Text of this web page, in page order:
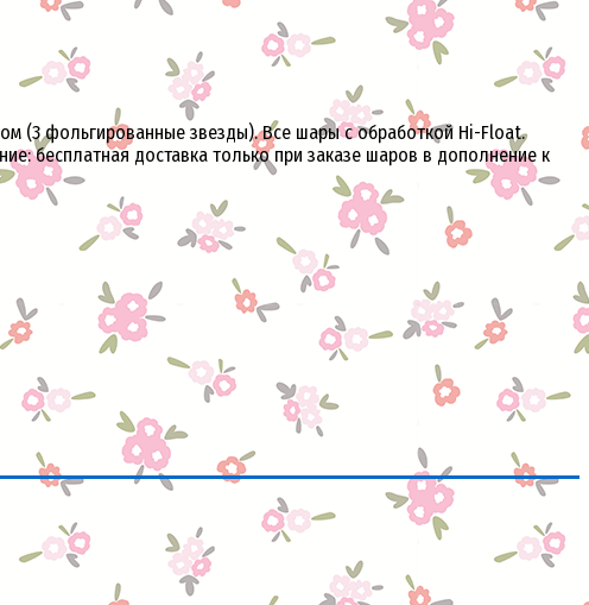
(3 фольгированные звезды). Все шары с обработкой Hi-Float.
бесплатная доставка только при заказе шаров в дополнение к